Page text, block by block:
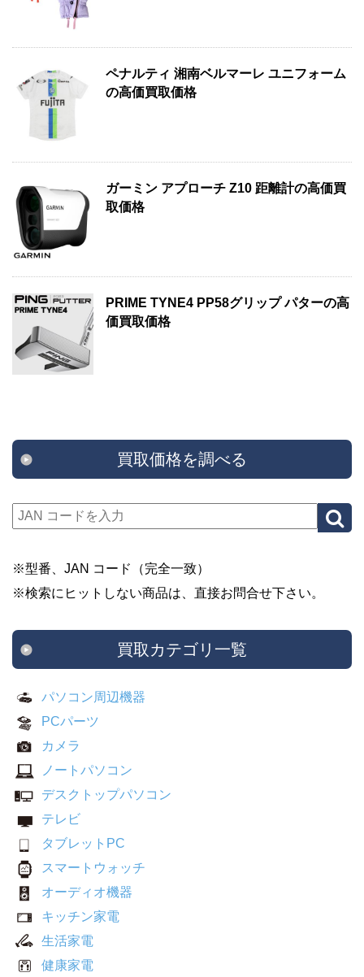
ペナルティ 湘南ベルマーレ ユニフォーム
の高価買取価格
ガーミン アプローチ Z10 距離計の高価買
取価格
PRIME TYNE4 PP58グリップ パターの高
価買取価格
買取価格を調べる
※型番、JAN コード（完全一致）
※検索にヒットしない商品は、直接お問合せ下さい。
買取カテゴリ一覧
パソコン周辺機器
PCパーツ
カメラ
ノートパソコン
デスクトップパソコン
テレビ
タブレットPC
スマートウォッチ
オーディオ機器
キッチン家電
生活家電
健康家電